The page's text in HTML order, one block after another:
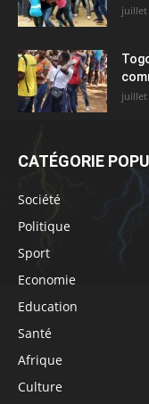
juillet
juillet
CATÉGORIE
Société
Politique
Sport
Economie
Education
Santé
Afrique
Culture